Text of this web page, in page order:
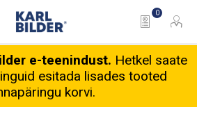
0
e-teenindust. Hetkel saate
esitada lisades tooted
korvi.